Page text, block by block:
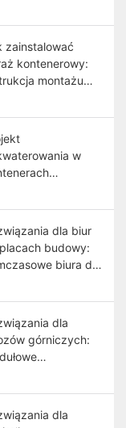
robocze
nowoczesnych
zainstalować
kontenerowy:
montażu
w
Polskiego
dla biur
budowy:
biura dla
dla
górniczych:
w
projektach
dla